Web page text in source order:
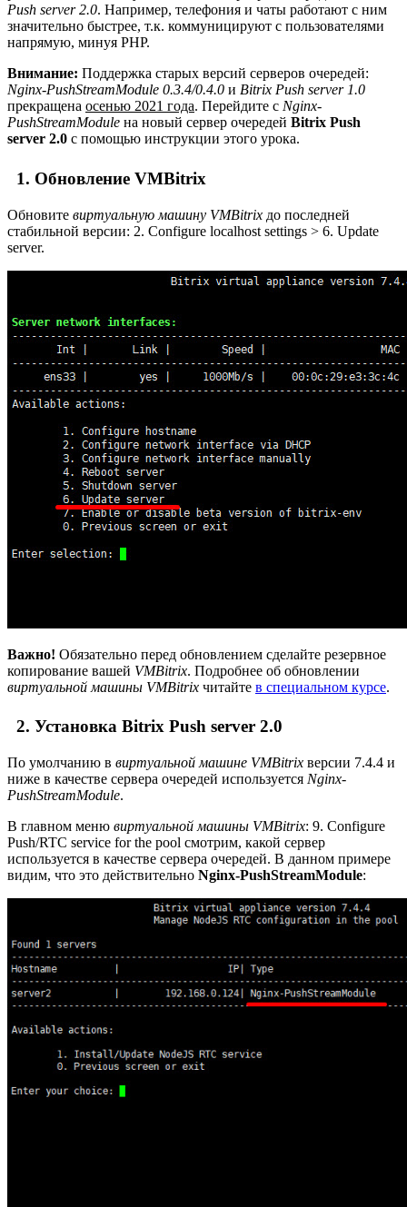
Push server 2.0. Например, телефония и чаты работают с ним
значительно быстрее, т.к. коммуницируют с пользователями
напрямую, минуя PHP.
Внимание: Поддержка старых версий серверов очередей:
Nginx-PushStreamModule 0.3.4/0.4.0 и Bitrix Push server 1.0
прекращена осенью 2021 года. Перейдите c Nginx-
PushStreamModule на новый сервер очередей Bitrix Push
server 2.0 с помощью инструкции этого урока.
1. Обновление VMBitrix
Обновите виртуальную машину VMBitrix до последней
стабильной версии: 2. Configure localhost settings > 6. Update
server.
Важно! Обязательно перед обновлением сделайте резервное
копирование вашей VMBitrix. Подробнее об обновлении
виртуальной машины VMBitrix читайте в специальном курсе.
2. Установка Bitrix Push server 2.0
По умолчанию в виртуальной машине VMBitrix версии 7.4.4 и
ниже в качестве сервера очередей используется Nginx-
PushStreamModule.
В главном меню виртуальной машины VMBitrix: 9. Configure
Push/RTC service for the pool смотрим, какой сервер
используется в качестве сервера очередей. В данном примере
видим, что это действительно Nginx-PushStreamModule: